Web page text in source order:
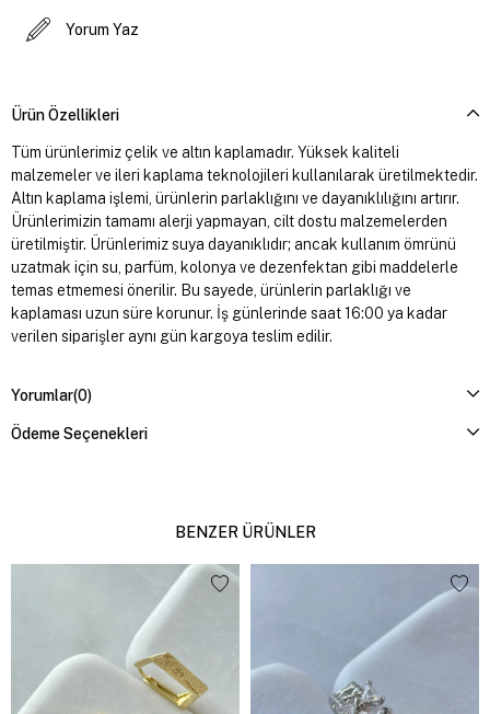
Yorum Yaz
Ürün Özellikleri
Tüm ürünlerimiz çelik ve altın kaplamadır. Yüksek kaliteli
malzemeler ve ileri kaplama teknolojileri kullanılarak üretilmektedir.
Altın kaplama işlemi, ürünlerin parlaklığını ve dayanıklılığını artırır.
Ürünlerimizin tamamı alerji yapmayan, cilt dostu malzemelerden
üretilmiştir. Ürünlerimiz suya dayanıklıdır; ancak kullanım ömrünü
uzatmak için su, parfüm, kolonya ve dezenfektan gibi maddelerle
temas etmemesi önerilir. Bu sayede, ürünlerin parlaklığı ve
kaplaması uzun süre korunur. İş günlerinde saat 16:00 ya kadar
verilen siparişler aynı gün kargoya teslim edilir.
Yorumlar(0)
Ödeme Seçenekleri
BENZER ÜRÜNLER